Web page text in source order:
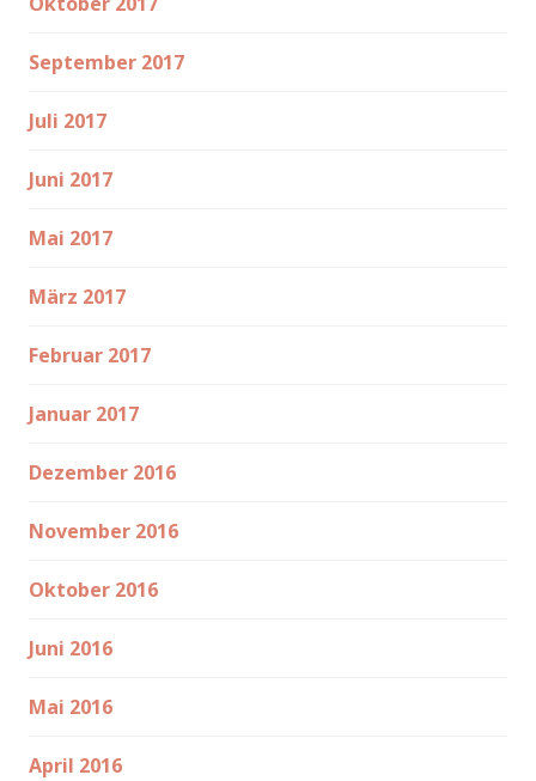
September 2017
Juli 2017
Juni 2017
Mai 2017
März 2017
Februar 2017
Januar 2017
Dezember 2016
November 2016
Oktober 2016
Juni 2016
Mai 2016
April 2016